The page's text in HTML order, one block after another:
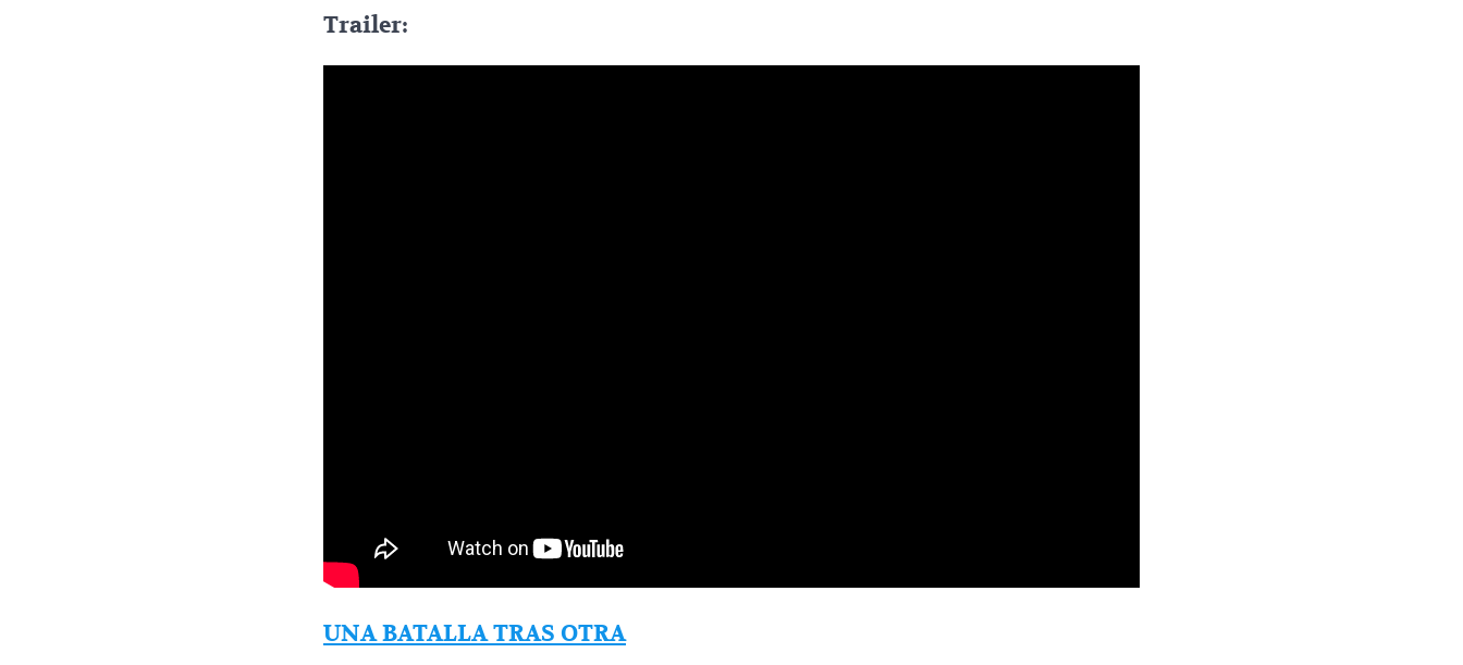
Trailer:
UNA BATALLA TRAS OTRA